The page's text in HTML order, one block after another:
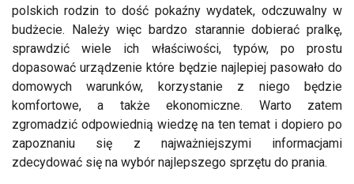
polskich rodzin to dość pokaźny wydatek, odczuwalny w
budżecie. Należy więc bardzo starannie dobierać pralkę,
sprawdzić wiele ich właściwości, typów, po prostu
dopasować urządzenie które będzie najlepiej pasowało do
domowych warunków, korzystanie z niego będzie
komfortowe, a także ekonomiczne. Warto zatem
zgromadzić odpowiednią wiedzę na ten temat i dopiero po
zapoznaniu się z najważniejszymi informacjami
zdecydować się na wybór najlepszego sprzętu do prania.